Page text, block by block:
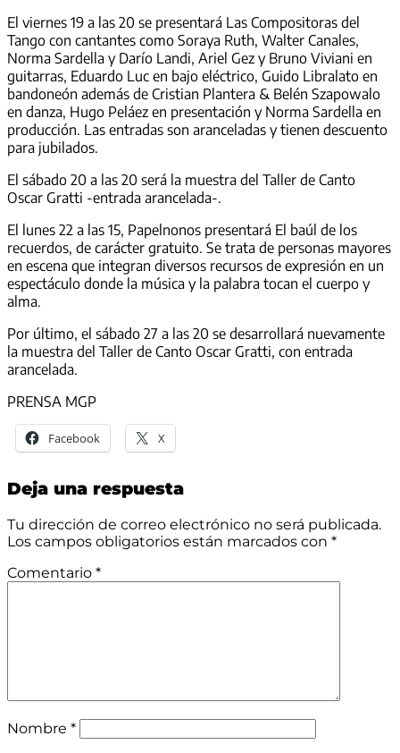
El viernes 19 a las 20 se presentará Las Compositoras del
Tango con cantantes como Soraya Ruth, Walter Canales,
Norma Sardella y Darío Landi, Ariel Gez y Bruno Viviani en
guitarras, Eduardo Luc en bajo eléctrico, Guido Libralato en
bandoneón además de Cristian Plantera & Belén Szapowalo
en danza, Hugo Peláez en presentación y Norma Sardella en
producción. Las entradas son aranceladas y tienen descuento
para jubilados.
El sábado 20 a las 20 será la muestra del Taller de Canto
Oscar Gratti -entrada arancelada-.
El lunes 22 a las 15, Papelnonos presentará El baúl de los
recuerdos, de carácter gratuito. Se trata de personas mayores
en escena que integran diversos recursos de expresión en un
espectáculo donde la música y la palabra tocan el cuerpo y
alma.
Por último, el sábado 27 a las 20 se desarrollará nuevamente
la muestra del Taller de Canto Oscar Gratti, con entrada
arancelada.
PRENSA MGP
Facebook X
Deja una respuesta
Tu dirección de correo electrónico no será publicada.
Los campos obligatorios están marcados con *
Comentario *
Nombre *